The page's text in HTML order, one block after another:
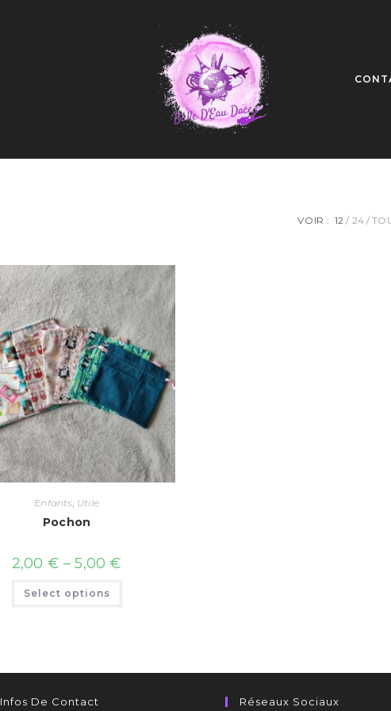
VOIR : 12 24
Enfants, Utile
Pochon
2,00 € –5,00 €
Select options
Infos De Contact Réseaux Sociaux